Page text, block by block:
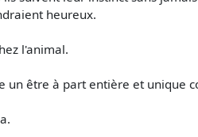
heureux.
l'animal.
un être à part entière et unique